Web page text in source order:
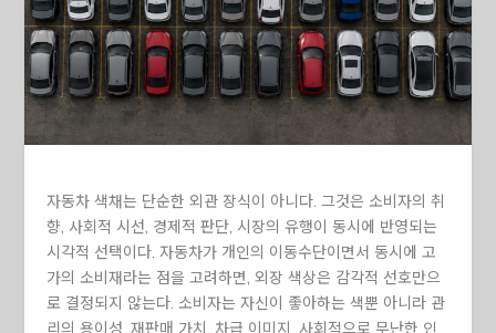
자동차 색채는 단순한 외관 장식이 아니다. 그것은 소비자의 취
향, 사회적 시선, 경제적 판단, 시장의 유행이 동시에 반영되는
시각적 선택이다. 자동차가 개인의 이동수단이면서 동시에 고
가의 소비재라는 점을 고려하면, 외장 색상은 감각적 선호만으
로 결정되지 않는다. 소비자는 자신이 좋아하는 색뿐 아니라 관
리의 용이성, 재판매 가치, 차급 이미지, 사회적으로 무난한 인